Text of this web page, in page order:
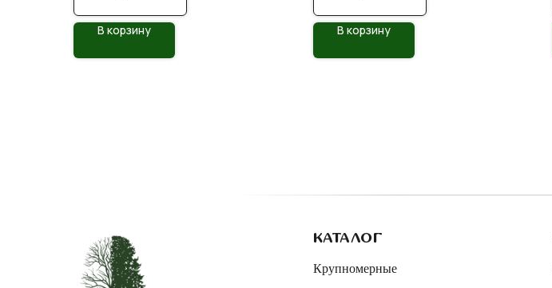
В корзину В корзину
КАТАЛОГ
Крупномерные